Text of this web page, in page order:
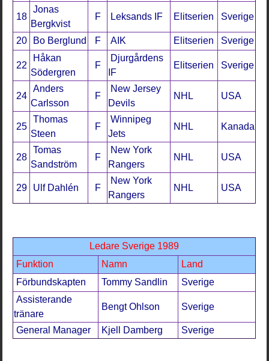
18
Jonas
Bergkvist
F Leksands IF Elitserien Sverige
20 Bo Berglund F AIK Elitserien Sverige
22
Håkan
Södergren
F
Djurgårdens
IF
Elitserien Sverige
24
Anders
Carlsson
F
New Jersey
Devils
NHL USA
25
Thomas
Steen
F
Winnipeg
Jets
NHL Kanada
28
Tomas
Sandström
F
New York
Rangers
NHL USA
29 Ulf Dahlén F
New York
Rangers
NHL USA
Ledare Sverige 1989
Funktion
Namn
Land
Förbundskapten
Tommy Sandlin
Sverige
Assisterande
tränare
Bengt Ohlson Sverige
General Manager Kjell Damberg Sverige